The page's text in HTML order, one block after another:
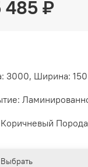
485 ₽
3000, Ширина:
Выбрать